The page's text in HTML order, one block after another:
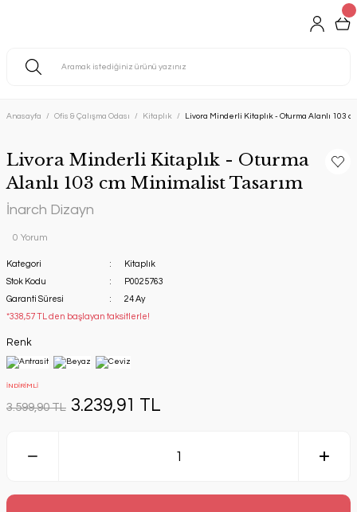
Anasayfa Ofis & Çalışma Odası Kitaplık Livora Minderli Kitaplık - Oturma Alanlı 103
Livora Minderli Kitaplık - Oturma
Alanlı 103 cm Minimalist Tasarım
İnarch Dizayn
0 Yorum
Kategori
Kitaplık
Stok Kodu
P0025763
Garanti Süresi
24 Ay
*338,57 TL den başlayan taksitlerle!
Renk
İNDİRİMLİ
3.599,90 TL 3.239,91 TL